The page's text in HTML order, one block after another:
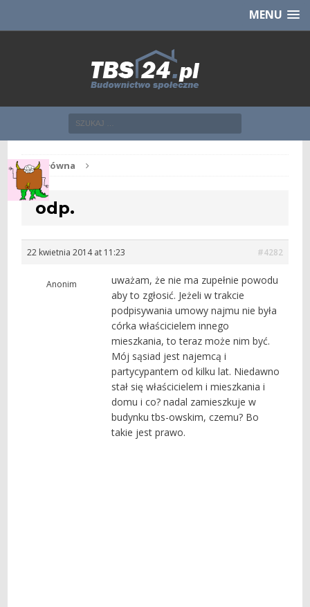
CHCĘ [klik]MENU
Str. główna
odp.
22 kwietnia 2014 at 11:23 #4282
Anonim
uważam, że nie ma zupełnie powodu
aby to zgłosić. Jeżeli w trakcie
podpisywania umowy najmu nie była
córka właścicielem innego
mieszkania, to teraz może nim być.
Mój sąsiad jest najemcą i
partycypantem od kilku lat. Niedawno
stał się właścicielem i mieszkania i
domu i co? nadal zamieszkuje w
budynku tbs-owskim, czemu? Bo
takie jest prawo.